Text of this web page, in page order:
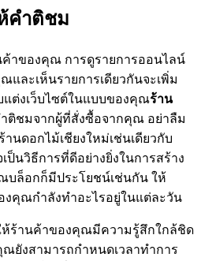
คำติชม
ค้าของคุณ การดูรายการออนไลน์
และเห็นรายการเดียวกันจะเพิ่ม
ต่งเว็บไซต์ในแบบของคุณร้าน
ติชมจากผู้ที่สั่งซื้อจากคุณ อย่าลืม
นดอกไม้เชียงใหม่เช่นเดียวกับ
ป็นวิธีการที่ดีอย่างยิ่งในการสร้าง
บล็อกก็มีประโยชน์เช่นกัน ให้
คุณกำลังทำอะไรอยู่ในแต่ละวัน
ห้ร้านค้าของคุณมีความรู้สึกใกล้ชิด
ยังสามารถกำหนดเวลาทำการ